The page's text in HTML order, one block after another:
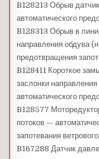
B128213 Обрыв
автоматического
B128313 Обрыв в
направления обдува
предотвращения
B128411 Короткое
заслонки
автоматического
B128577
потоков —
запотевания
B167288 Датчик